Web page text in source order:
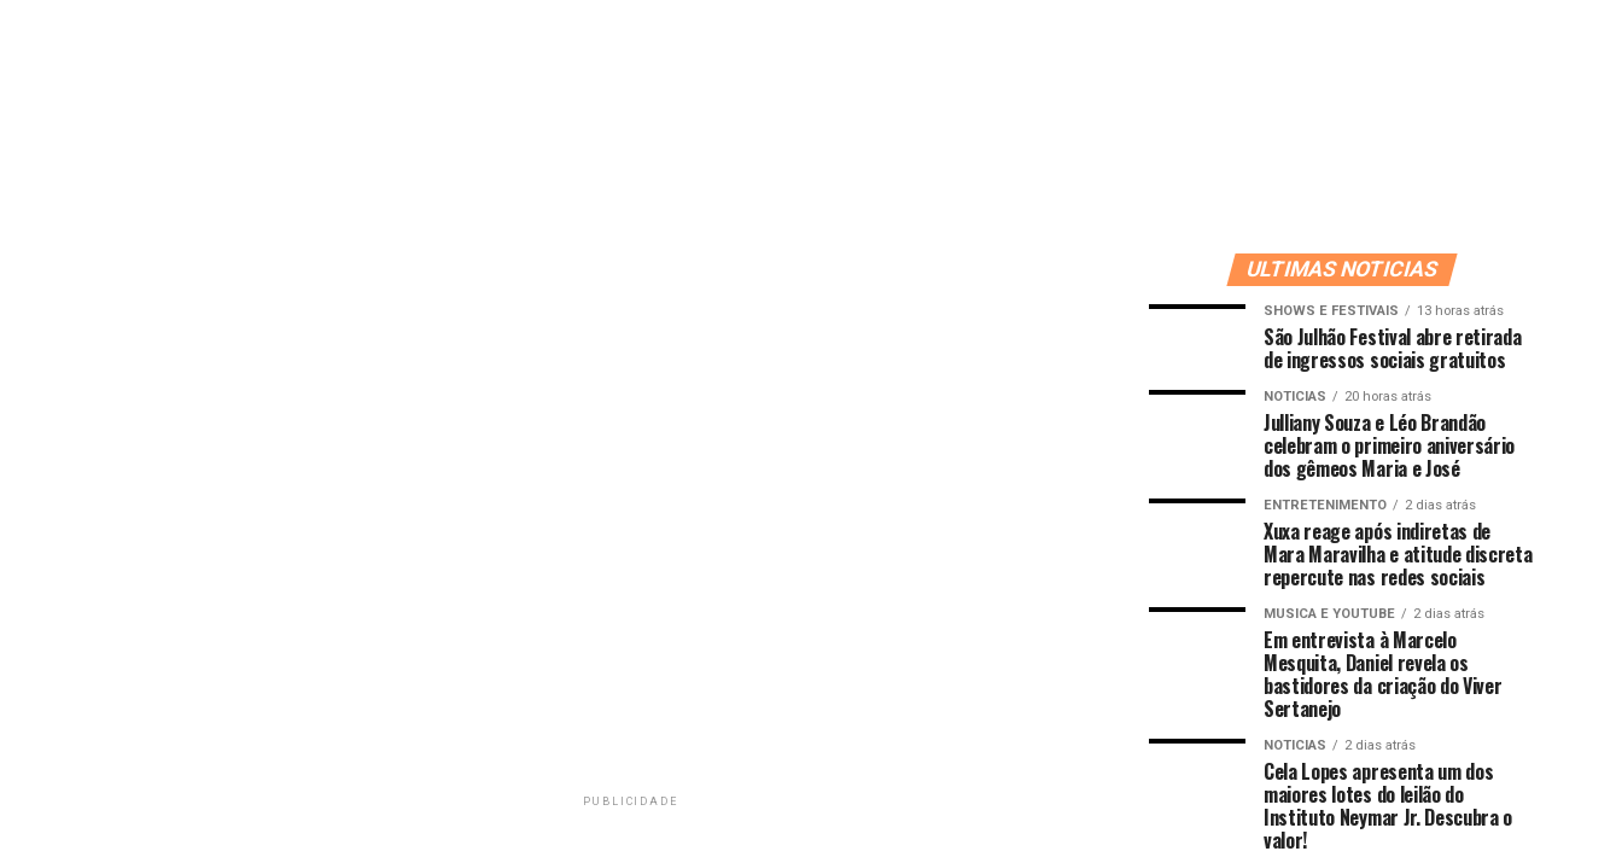
PUBLICIDADE
ULTIMAS NOTICIAS
SHOWS E FESTIVAIS 13 horas atrás
São Julhão Festival abre retirada
de ingressos sociais gratuitos
NOTICIAS 20 horas atrás
Julliany Souza e Léo Brandão
celebram o primeiro aniversário
dos gêmeos Maria e José
ENTRETENIMENTO 2 dias atrás
Xuxa reage após indiretas de
Mara Maravilha e atitude discreta
repercute nas redes sociais
MUSICA E YOUTUBE 2 dias atrás
Em entrevista à Marcelo
Mesquita, Daniel revela os
bastidores da criação do Viver
Sertanejo
NOTICIAS 2 dias atrás
Cela Lopes apresenta um dos
maiores lotes do leilão do
Instituto Neymar Jr. Descubra o
valor!